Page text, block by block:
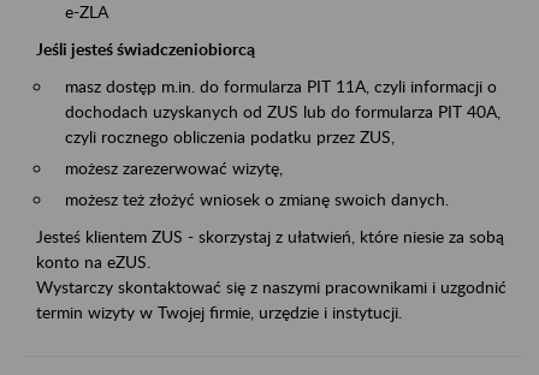
e-ZLA
Jeśli jesteś świadczeniobiorcą
masz dostęp m.in. do formularza PIT 11A, czyli informacji o
dochodach uzyskanych od ZUS lub do formularza PIT 40A,
czyli rocznego obliczenia podatku przez ZUS,
możesz zarezerwować wizytę,
możesz też złożyć wniosek o zmianę swoich danych.
Jesteś klientem ZUS - skorzystaj z ułatwień, które niesie za sobą
konto na eZUS.
Wystarczy skontaktować się z naszymi pracownikami i uzgodnić
termin wizyty w Twojej firmie, urzędzie i instytucji.